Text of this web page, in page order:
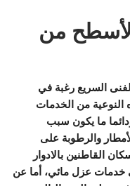
من
السريع رغبة في
من الخدمات
ما يكون سبب
والرطوبة على
القاطنين بالادوار
خدمات عزل مائي، أما عن